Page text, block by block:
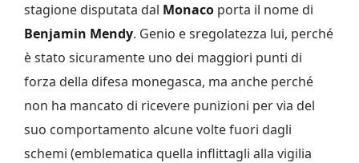
stagione disputata dal Monaco porta il nome di
Benjamin Mendy. Genio e sregolatezza lui, perché
è stato sicuramente uno dei maggiori punti di
forza della difesa monegasca, ma anche perché
non ha mancato di ricevere punizioni per via del
suo comportamento alcune volte fuori dagli
schemi (emblematica quella inflittagli alla vigilia